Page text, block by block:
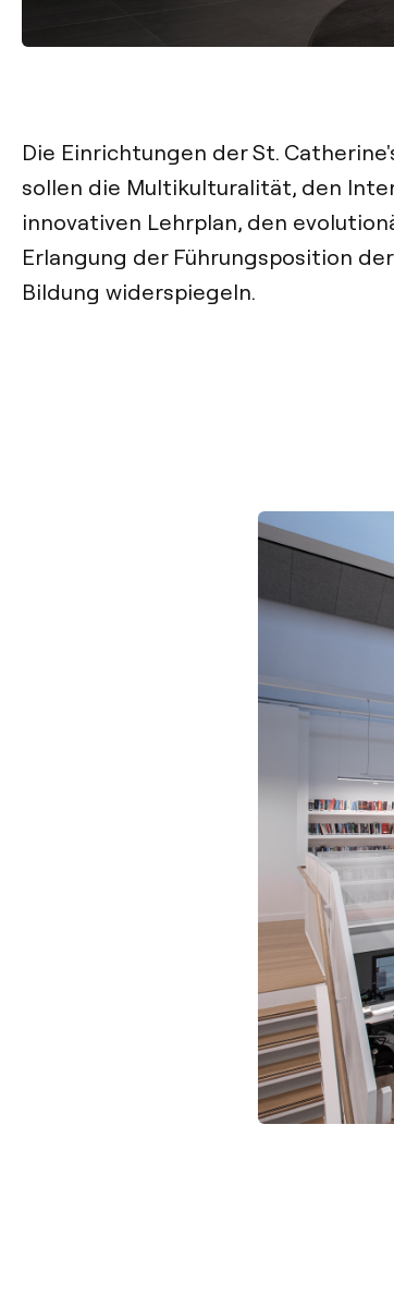
Die Einrichtungen der St.
sollen die Multikulturalität, den
innovativen Lehrplan, den
Erlangung der Führungsposition
Bildung widerspiegeln.